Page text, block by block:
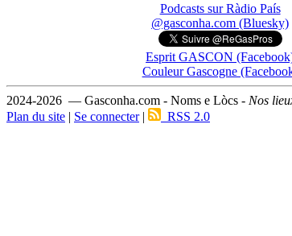
Podcasts sur Ràdio País
@gasconha.com (Bluesky)
Esprit GASCON
Couleur Gascogne
2024-2026 — Gasconha.com - Noms e Lòcs - Nos
Plan du site | Se connecter| RSS 2.0